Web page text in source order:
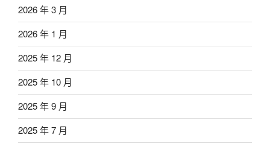
2026 年 3 月
2026 年 1 月
2025 年 12 月
2025 年 10 月
2025 年 9 月
2025 年 7 月